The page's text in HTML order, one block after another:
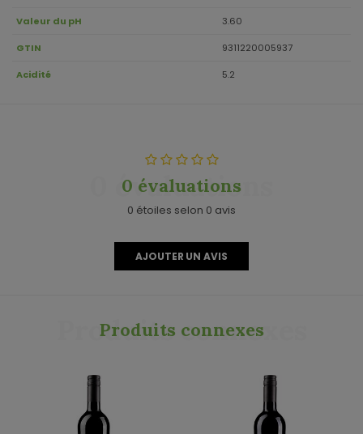
Valeur du pH 3.60
GTIN 9311220005937
Acidité 5.2
0 évaluations
0 évaluations
0 étoiles selon 0 avis
AJOUTER UN AVIS
Produits connexes
Produits connexes